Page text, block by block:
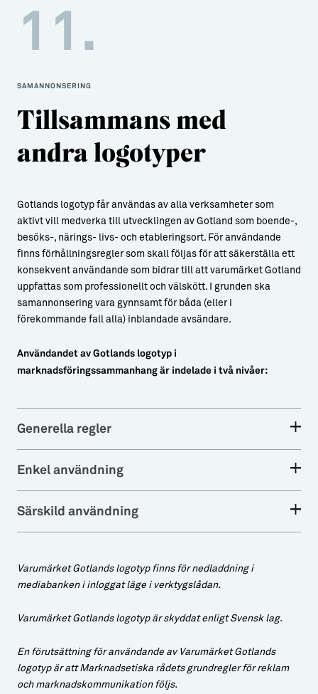
11.
SAMANNONSERING
Tillsammans med
andra logotyper
Gotlands logotyp får användas av alla verksamheter som
aktivt vill medverka till utvecklingen av Gotland som boende-,
besöks-, närings- livs- och etableringsort. För användande
finns förhållningsregler som skall följas för att säkerställa ett
konsekvent användande som bidrar till att varumärket Gotland
uppfattas som professionellt och välskött. I grunden ska
samannonsering vara gynnsamt för båda (eller i
förekommande fall alla) inblandade avsändare.
Användandet av Gotlands logotyp i
marknadsföringssammanhang är indelade i två nivåer:
Generella regler
Enkel användning
Särskild användning
Varumärket Gotlands logotyp finns för nedladdning i
mediabanken i inloggat läge i verktygslådan.
Varumärket Gotlands logotyp är skyddat enligt Svensk lag.
En förutsättning för användande av Varumärket Gotlands
logotyp är att Marknadsetiska rådets grundregler för reklam
och marknadskommunikation följs.